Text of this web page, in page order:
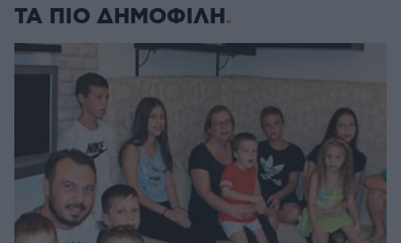
ΤΑ ΠΙΟ ΔΗΜΟΦΙΛΗ